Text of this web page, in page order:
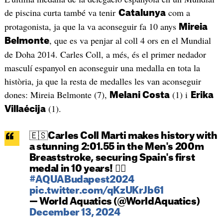
de piscina curta també va tenir Catalunyacom a
protagonista, ja que la va aconseguir fa 10 anys Mireia
Belmonte, que es va penjar al coll 4 ors en el Mundial
de Doha 2014. Carles Coll, a més, és el primer nedador
masculí espanyol en aconseguir una medalla en tota la
història, ja que la resta de medalles les van aconseguir
dones: Mireia Belmonte (7), Melani Costa(1) i Erika
Villaécija(1).
🇪🇸Carles Coll Marti makes history with
a stunning 2:01.55 in the Men's 200m
Breaststroke, securing Spain's first
medal in 10 years! 🏊‍♂️
#AQUABudapest2024
pic.twitter.com/qKzUKrJb61
— World Aquatics (@WorldAquatics)
December 13, 2024